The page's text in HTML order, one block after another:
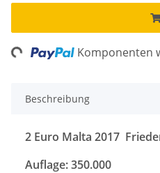
Komponenten
Beschreibung
2 Euro Malta 2017
Auflage: 350.000